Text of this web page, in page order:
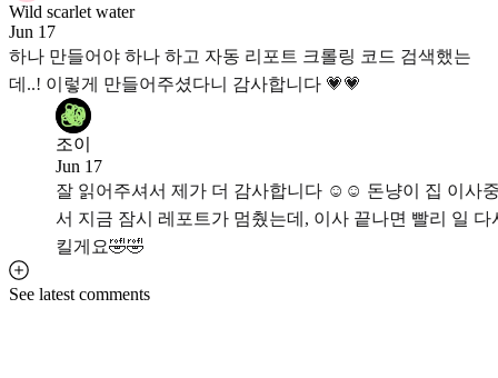
Wild scarlet water
Jun 17
하나 만들어야 하나 하고 자동 리포트 크롤링 코드 검색했는
데..! 이렇게 만들어주셨다니 감사합니다 💗💗
조이
Jun 17
잘 읽어주셔서 제가 더 감사합니다 ☺️☺️ 돈냥이 집 이사
서 지금 잠시 레포트가 멈췄는데, 이사 끝나면 빨리 일 다
킬게요🤣🤣
See latest comments